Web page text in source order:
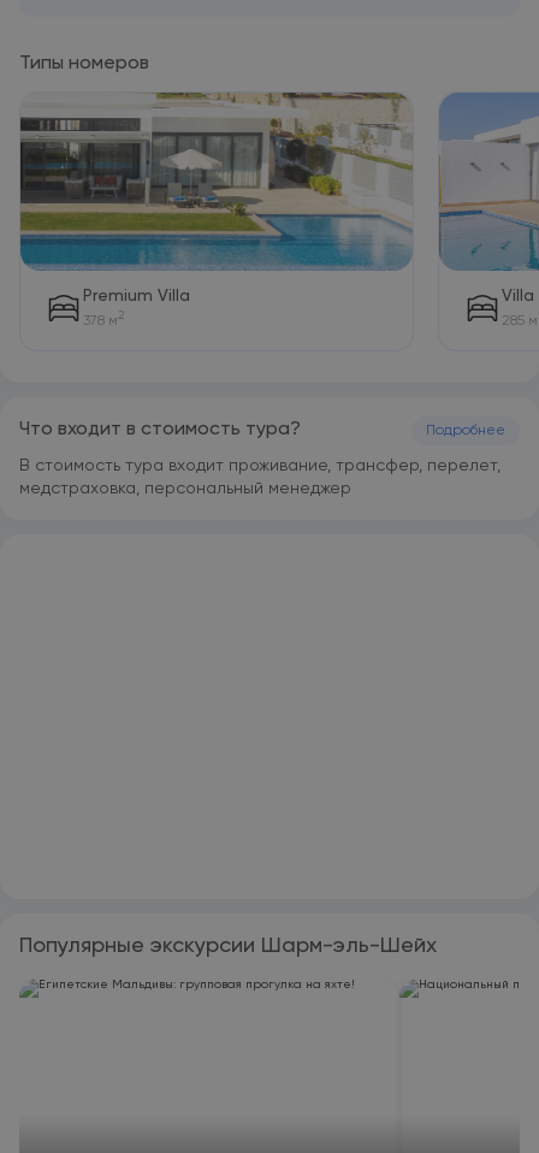
Типы номеров
Premium Villa
378 м 2
Villa
285 м
Что входит в стоимость тура? Подробнее
В стоимость тура входит проживание, трансфер, перелет,
медстраховка, персональный менеджер
Популярные экскурсии Шарм-эль-Шейх